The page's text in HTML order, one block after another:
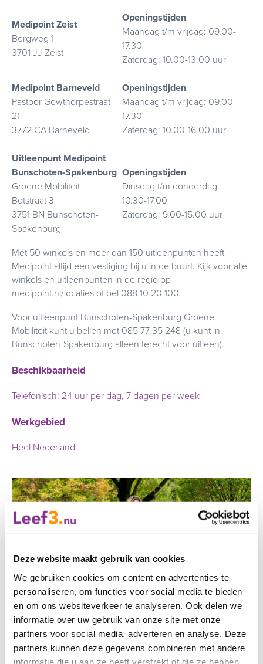
Deze website maakt gebruik van cookies
We gebruiken cookies om content en advertenties te
personaliseren, om functies voor social media te bieden
en om ons websiteverkeer te analyseren. Ook delen we
informatie over uw gebruik van onze site met onze
partners voor social media, adverteren en analyse. Deze
partners kunnen deze gegevens combineren met andere
informatie die u aan ze heeft verstrekt of die ze hebben
Medipoint Zeist
Bergweg 1
3701 JJ Zeist
Openingstijden
Maandag t/m vrijdag: 09.00-
17.30
Zaterdag: 10.00-13.00 uur
Medipoint Barneveld
Pastoor Gowthorpestraat
21
3772 CA Barneveld
Openingstijden
Maandag t/m vrijdag: 09.00-
17.30
Zaterdag: 10.00-16.00 uur
Uitleenpunt Medipoint
Bunschoten-Spakenburg
Groene Mobiliteit
Botstraat 3
3751 BN Bunschoten-
Spakenburg
Openingstijden
Dinsdag t/m donderdag:
10.30-17.00
Zaterdag: 9.00-15.00 uur
Met 50 winkels en meer dan 150 uitleenpunten heeft
Medipoint altijd een vestiging bij u in de buurt. Kijk voor alle
winkels en uitleenpunten in de regio op
medipoint.nl/locaties of bel 088 10 20 100.
Voor uitleenpunt Bunschoten-Spakenburg Groene
Mobiliteit kunt u bellen met 085 77 35 248 (u kunt in
Bunschoten-Spakenburg alleen terecht voor uitleen).
Beschikbaarheid
Telefonisch: 24 uur per dag, 7 dagen per week
Werkgebied
Heel Nederland